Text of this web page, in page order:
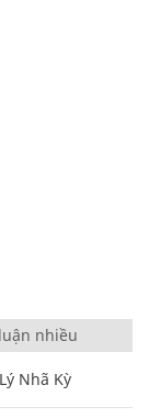
nhiều
Nhã Kỳ